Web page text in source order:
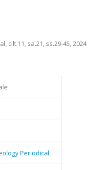
cilt.11, sa.21, ss.29-45, 2024
Periodical